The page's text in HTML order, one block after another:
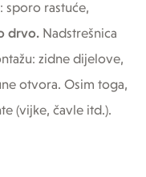
sporo rastuće,
drvo. Nadstrešnica
zidne dijelove,
otvora. Osim toga,
(vijke, čavle itd.).